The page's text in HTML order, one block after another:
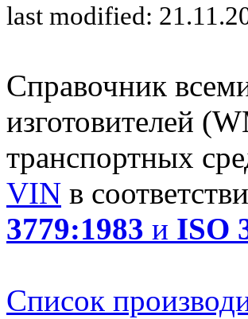
last modified:
Справочник
изготовителей
транспортных
VIN в
3779:1983 и ISO
Список